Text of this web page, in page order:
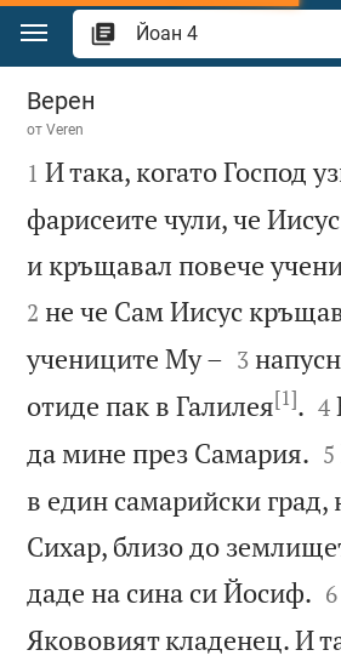
Преминете към съдържанието
Йоан 4
Верен
отVeren

1 И така, когато Господ
фарисеите чули, че
и кръщавал повече
2 не че Сам Иисус
учениците Му – 

3
отиде пак в Галилея[1]. 
4
да мине през Самария. 
5
в един самарийски град,
Сихар, близо до
даде на сина си Йосиф. 
6
Якововият кладенец. И